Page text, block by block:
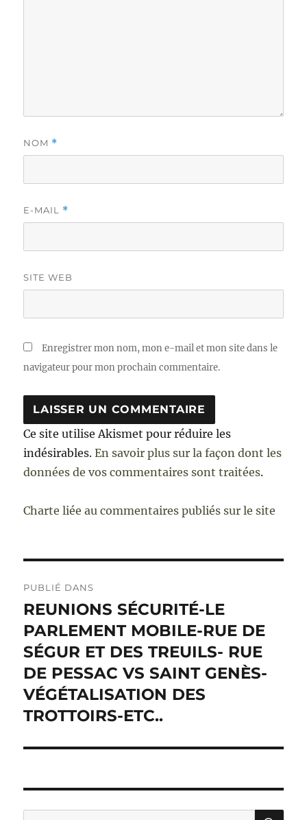
NOM *
E-MAIL *
SITE WEB
Enregistrer mon nom, mon e-mail et mon site dans le
navigateur pour mon prochain commentaire.
Ce site utilise Akismet pour réduire les
indésirables.En savoir plus sur la façon dont les
données de vos commentaires sont traitées.
Charte liée au commentaires publiés sur le site
de
l’article
PUBLIÉ DANS
REUNIONS SÉCURITÉ-LE
PARLEMENT MOBILE-RUE DE
SÉGUR ET DES TREUILS- RUE
DE PESSAC VS SAINT GENÈS-
VÉGÉTALISATION DES
TROTTOIRS-ETC..